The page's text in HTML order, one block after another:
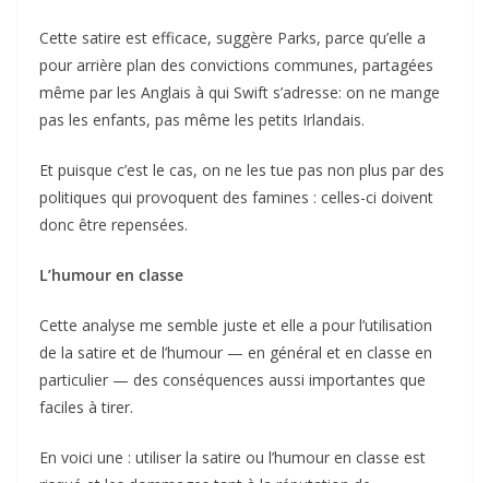
Cette satire est efficace, suggère Parks, parce qu’elle a
pour arrière plan des convictions communes, partagées
même par les Anglais à qui Swift s’adresse: on ne mange
pas les enfants, pas même les petits Irlandais.
Et puisque c’est le cas, on ne les tue pas non plus par des
politiques qui provoquent des famines : celles-ci doivent
donc être repensées.
L’humour en classe
Cette analyse me semble juste et elle a pour l’utilisation
de la satire et de l’humour — en général et en classe en
particulier — des conséquences aussi importantes que
faciles à tirer.
En voici une : utiliser la satire ou l’humour en classe est